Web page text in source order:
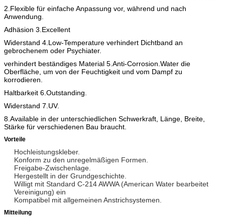
2.Flexible für einfache Anpassung vor, während und nach
Anwendung.
Adhäsion 3.Excellent
Widerstand 4.Low-Temperature verhindert Dichtband an
gebrochenem oder Psychiater.
verhindert beständiges Material 5.Anti-Corrosion.Water die
Oberfläche, um von der Feuchtigkeit und vom Dampf zu
korrodieren.
Haltbarkeit 6.Outstanding.
Widerstand 7.UV.
8.Available in der unterschiedlichen Schwerkraft, Länge, Breite,
Stärke für verschiedenen Bau braucht.
Vorteile
Hochleistungskleber.
Konform zu den unregelmäßigen Formen.
Freigabe-Zwischenlage.
Hergestellt in der Grundgeschichte.
Willigt mit Standard C-214 AWWA (American Water bearbeitet
Vereinigung) ein
Kompatibel mit allgemeinen Anstrichsystemen.
Mitteilung